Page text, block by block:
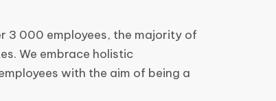
3 000 employees, the majority of
We embrace holistic
with the aim of being a